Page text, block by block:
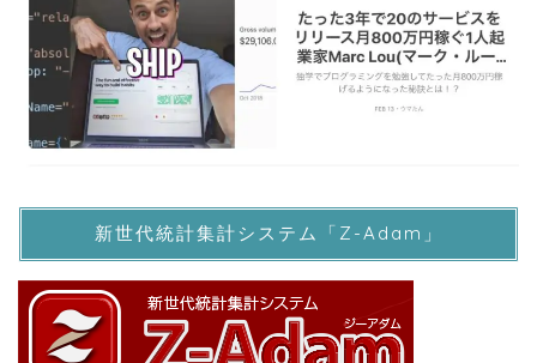
新世代統計集計システム「Z-Adam」